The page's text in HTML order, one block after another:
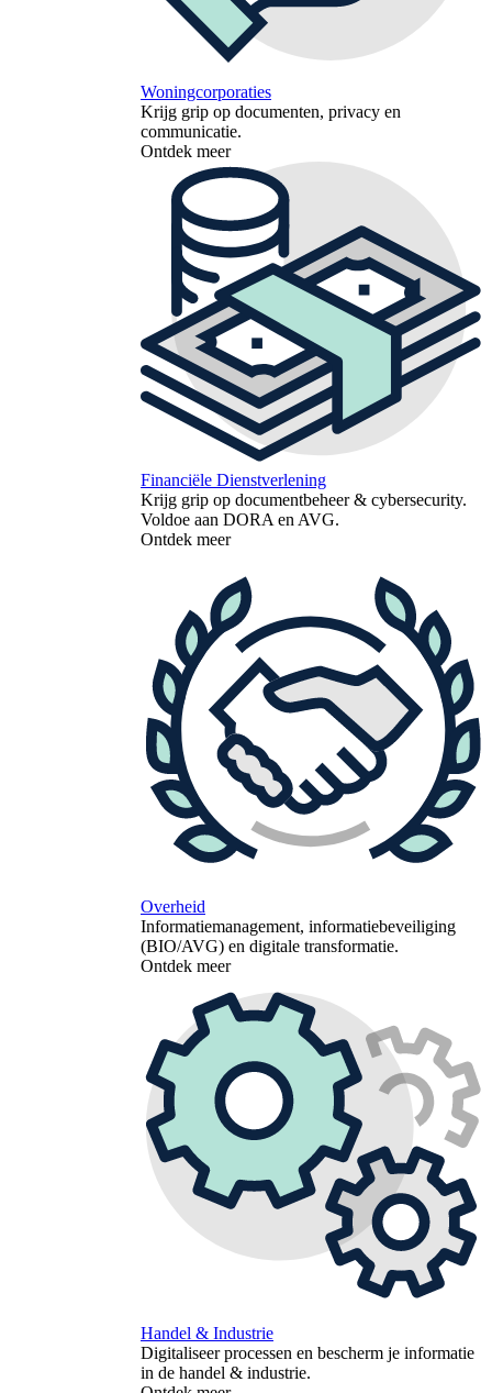
Woningcorporaties
Krijg grip op documenten, privacy en
communicatie.
Ontdek meer
Financiële Dienstverlening
Krijg grip op documentbeheer & cybersecurity.
Voldoe aan DORA en AVG.
Ontdek meer
Overheid
Informatiemanagement, informatiebeveiliging
(BIO/AVG) en digitale transformatie.
Ontdek meer
Handel & Industrie
Digitaliseer processen en bescherm je informatie
in de handel & industrie.